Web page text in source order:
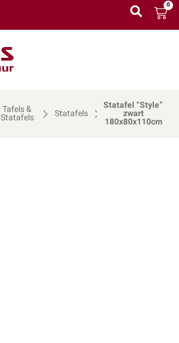
0
Tafels &
Statafels Statafels
Statafel “Style”
zwart
180x80x110cm